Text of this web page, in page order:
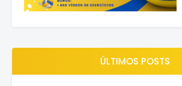
ÚLTIMOS POSTS